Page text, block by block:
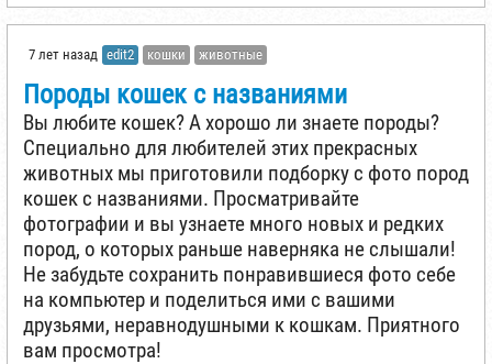
7 лет назад edit2 кошки животные
Породы кошек с названиями
Вы любите кошек? А хорошо ли знаете породы?
Специально для любителей этих прекрасных
животных мы приготовили подборку с фото пород
кошек с названиями. Просматривайте
фотографии и вы узнаете много новых и редких
пород, о которых раньше наверняка не слышали!
Не забудьте сохранить понравившиеся фото себе
на компьютер и поделиться ими с вашими
друзьями, неравнодушными к кошкам. Приятного
вам просмотра!